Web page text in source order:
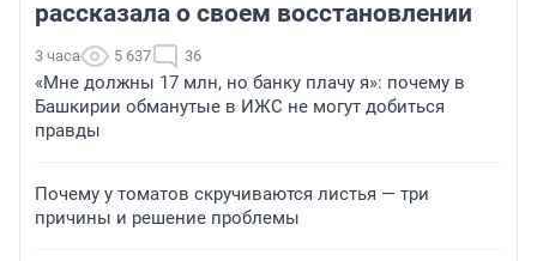
рассказала о своем восстановлении
3 часа 5 637 36
«Мне должны 17 млн, но банку плачу я»: почему в
Башкирии обманутые в ИЖС не могут добиться
правды
Почему у томатов скручиваются листья — три
причины и решение проблемы